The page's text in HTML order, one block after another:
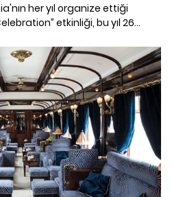
her yıl organize ettiği
etkinliği, bu yıl 26